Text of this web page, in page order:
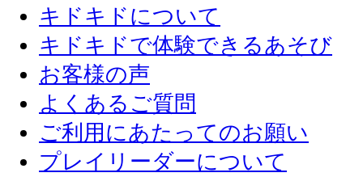
キドキドについて
キドキドで体験できるあそび
お客様の声
よくあるご質問
ご利用にあたってのお願い
プレイリーダーについて